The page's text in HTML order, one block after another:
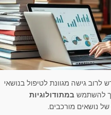
לרוב גישה מגוונת לטיפול בנושאי
להשתמש במתודולוגיות
של נושאים מורכבים.